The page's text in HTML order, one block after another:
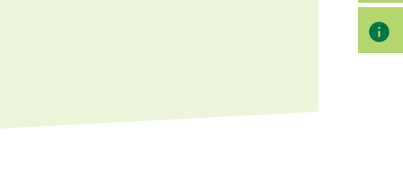
info